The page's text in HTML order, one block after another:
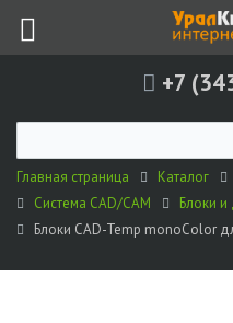
+7
Главная страница Каталог
Система CAD/CAM
Блоки и
Блоки CAD-Temp monoColor